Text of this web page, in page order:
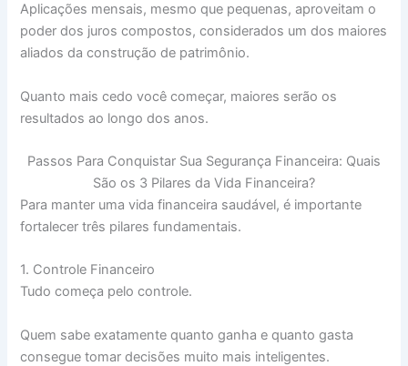
Aplicações mensais, mesmo que pequenas, aproveitam o
poder dos juros compostos, considerados um dos maiores
aliados da construção de patrimônio.
Quanto mais cedo você começar, maiores serão os
resultados ao longo dos anos.
Passos Para Conquistar Sua Segurança Financeira: Quais
São os 3 Pilares da Vida Financeira?
Para manter uma vida financeira saudável, é importante
fortalecer três pilares fundamentais.
1. Controle Financeiro
Tudo começa pelo controle.
Quem sabe exatamente quanto ganha e quanto gasta
consegue tomar decisões muito mais inteligentes.